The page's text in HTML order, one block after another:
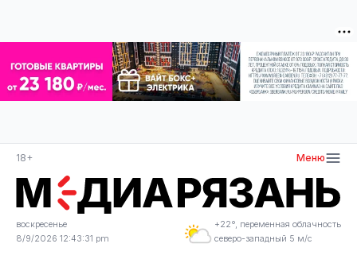
18+ Меню
воскресенье
8/9/2026 12:43:31 pm
+22°, переменная облачность
северо-западный 5 м/с